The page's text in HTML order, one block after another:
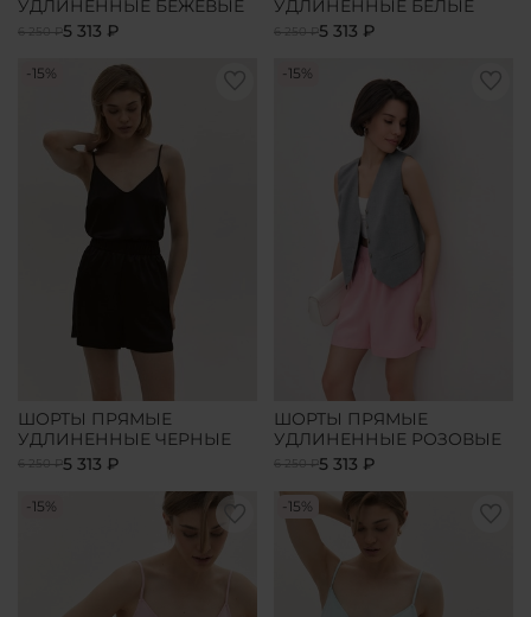
УДЛИНЕННЫЕ БЕЖЕВЫЕ
6 250 ₽5 313 ₽
УДЛИНЕННЫЕ БЕЛЫЕ
6 250 ₽5 313 ₽
-15%
ШОРТЫ ПРЯМЫЕ
УДЛИНЕННЫЕ ЧЕРНЫЕ
6 250 ₽5 313 ₽
-15%
ШОРТЫ ПРЯМЫЕ
УДЛИНЕННЫЕ РОЗОВЫЕ
6 250 ₽5 313 ₽
-15% -15%